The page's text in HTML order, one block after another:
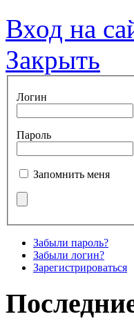
Вход на
Закрыть
Логин
Пароль
Запомнить меня
Забыли пароль?
Забыли логин?
Зарегистрироваться